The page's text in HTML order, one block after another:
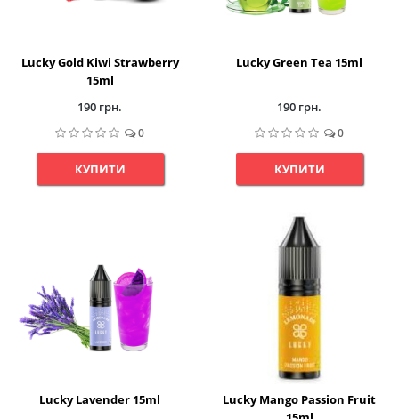
Lucky Gold Kiwi Strawberry
15ml
190 грн.
0
КУПИТИ
Lucky Green Tea 15ml
190 грн.
0
КУПИТИ
Lucky Lavender 15ml
Lucky Mango Passion Fruit